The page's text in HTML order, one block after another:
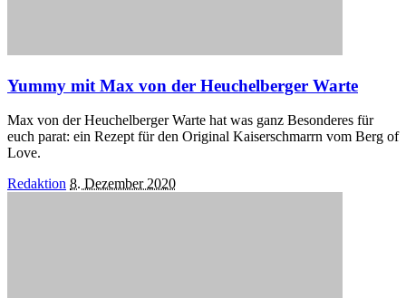
Yummy mit Max von der Heuchelberger Warte
Max von der Heuchelberger Warte hat was ganz Besonderes für
euch parat: ein Rezept für den Original Kaiserschmarrn vom Berg of
Love.
Posted
Redaktion 8. Dezember 2020